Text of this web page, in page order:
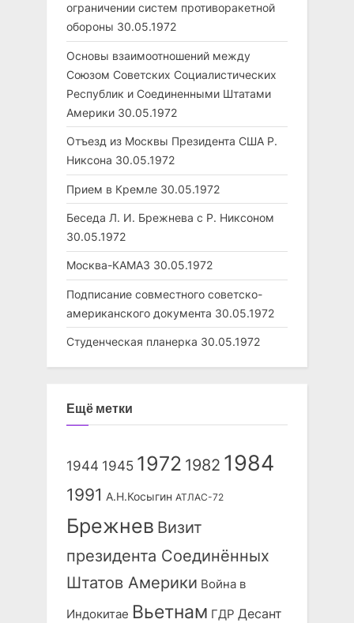
ограничении систем противоракетной
обороны 30.05.1972
Основы взаимоотношений между
Союзом Советских Социалистических
Республик и Соединенными Штатами
Америки 30.05.1972
Отъезд из Москвы Президента США Р.
Никсона 30.05.1972
Прием в Кремле 30.05.1972
Беседа Л. И. Брежнева с Р. Никсоном
30.05.1972
Москва-КАМАЗ 30.05.1972
Подписание совместного советско-
американского документа 30.05.1972
Студенческая планерка 30.05.1972
Ещё метки
1944 1945 1972 1982 1984
1991 А.Н.Косыгин АТЛАС-72
Брежнев Визит
президента Соединённых
Штатов Америки Война в
Индокитае Вьетнам ГДР Десант